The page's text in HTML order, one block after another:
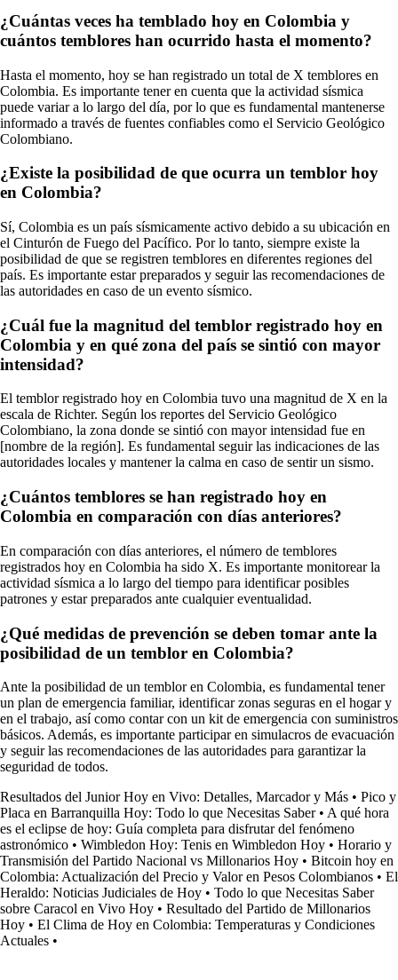
¿Cuántas veces ha temblado hoy en Colombia y
cuántos temblores han ocurrido hasta el momento?
Hasta el momento, hoy se han registrado un total de X temblores en
Colombia. Es importante tener en cuenta que la actividad sísmica
puede variar a lo largo del día, por lo que es fundamental mantenerse
informado a través de fuentes confiables como el Servicio Geológico
Colombiano.
¿Existe la posibilidad de que ocurra un temblor hoy
en Colombia?
Sí, Colombia es un país sísmicamente activo debido a su ubicación en
el Cinturón de Fuego del Pacífico. Por lo tanto, siempre existe la
posibilidad de que se registren temblores en diferentes regiones del
país. Es importante estar preparados y seguir las recomendaciones de
las autoridades en caso de un evento sísmico.
¿Cuál fue la magnitud del temblor registrado hoy en
Colombia y en qué zona del país se sintió con mayor
intensidad?
El temblor registrado hoy en Colombia tuvo una magnitud de X en la
escala de Richter. Según los reportes del Servicio Geológico
Colombiano, la zona donde se sintió con mayor intensidad fue en
[nombre de la región]. Es fundamental seguir las indicaciones de las
autoridades locales y mantener la calma en caso de sentir un sismo.
¿Cuántos temblores se han registrado hoy en
Colombia en comparación con días anteriores?
En comparación con días anteriores, el número de temblores
registrados hoy en Colombia ha sido X. Es importante monitorear la
actividad sísmica a lo largo del tiempo para identificar posibles
patrones y estar preparados ante cualquier eventualidad.
¿Qué medidas de prevención se deben tomar ante la
posibilidad de un temblor en Colombia?
Ante la posibilidad de un temblor en Colombia, es fundamental tener
un plan de emergencia familiar, identificar zonas seguras en el hogar y
en el trabajo, así como contar con un kit de emergencia con suministros
básicos. Además, es importante participar en simulacros de evacuación
y seguir las recomendaciones de las autoridades para garantizar la
seguridad de todos.
Resultados del Junior Hoy en Vivo: Detalles, Marcador y Más • Pico y
Placa en Barranquilla Hoy: Todo lo que Necesitas Saber• A qué hora
es el eclipse de hoy: Guía completa para disfrutar del fenómeno
astronómico • Wimbledon Hoy: Tenis en Wimbledon Hoy • Horario y
Transmisión del Partido Nacional vs Millonarios Hoy • Bitcoin hoy en
Colombia: Actualización del Precio y Valor en Pesos Colombianos • El
Heraldo: Noticias Judiciales de Hoy • Todo lo que Necesitas Saber
sobre Caracol en Vivo Hoy • Resultado del Partido de Millonarios
Hoy • El Clima de Hoy en Colombia: Temperaturas y Condiciones
Actuales •